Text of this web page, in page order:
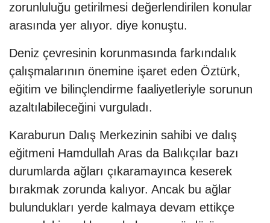
zorunluluğu getirilmesi değerlendirilen konular
arasında yer alıyor. diye konuştu.
Deniz çevresinin korunmasında farkındalık
çalışmalarının önemine işaret eden Öztürk,
eğitim ve bilinçlendirme faaliyetleriyle sorunun
azaltılabileceğini vurguladı.
Karaburun Dalış Merkezinin sahibi ve dalış
eğitmeni Hamdullah Aras da Balıkçılar bazı
durumlarda ağları çıkaramayınca keserek
bırakmak zorunda kalıyor. Ancak bu ağlar
bulundukları yerde kalmaya devam ettikçe